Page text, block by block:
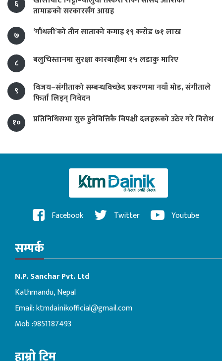
६
तामाङको सरकारसँग आग्रह
७
‘गौंथली’को तीन साताको कमाइ १९ करोड ७१ लाख
८ बलुचिस्तानमा सुरक्षा कारबाहीमा १५ लडाकु मारिए
९
विजय–संगीताको सम्बन्धविच्छेद प्रकरणमा नयाँ मोड, संगीता‍ले
फिर्ता लिइन् निवेदन
१०
प्रतिनिधिसभा सुरु हुनेवित्तिकै विपक्षी दलहरूको उठेर गरे विरोध
Facebook Twitter Youtube
सम्पर्क
N.P. Sanchar Pvt. Ltd
Kathmandu, Nepal
Email:ktmdainikofficial@gmail.com
Mob :9851187493